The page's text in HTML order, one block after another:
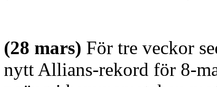
(28 mars) För tre veckor
nytt Allians-rekord för 8-